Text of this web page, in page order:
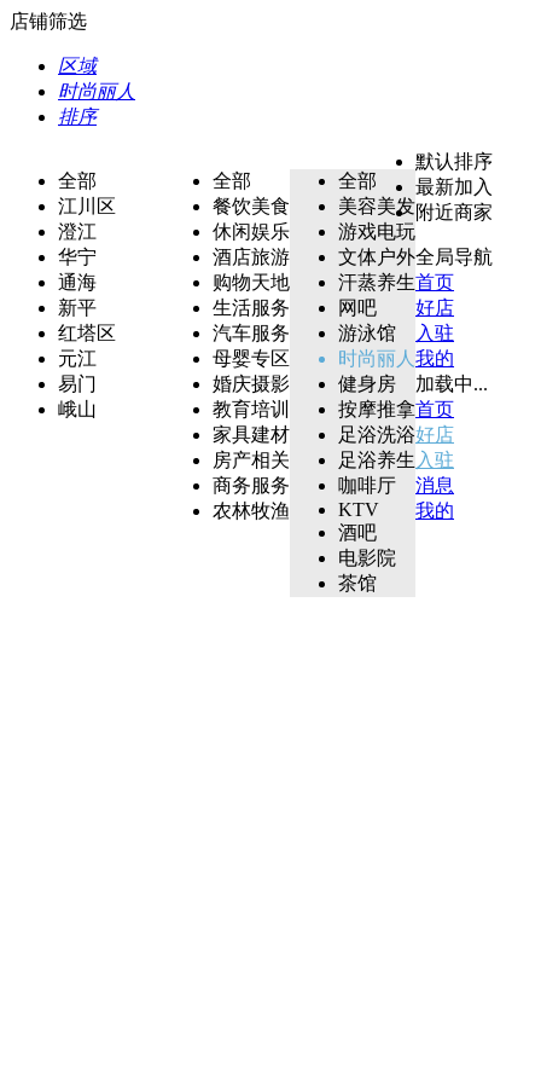
店铺筛选
区域
时尚丽人
排序
全部
江川区
澄江
华宁
通海
新平
红塔区
元江
易门
峨山
全部
餐饮美食
休闲娱乐
酒店旅游
购物天地
生活服务
汽车服务
母婴专区
婚庆摄影
教育培训
家具建材
房产相关
商务服务
农林牧渔
全部
美容美发
游戏电玩
文体户外
汗蒸养生
网吧
游泳馆
时尚丽人
健身房
按摩推拿
足浴洗浴
足浴养生
咖啡厅
KTV
酒吧
电影院
茶馆
默认排序
最新加入
附近商家
全局导航
首页
好店
入驻
我的
加载中...
首页
好店
入驻
消息
我的